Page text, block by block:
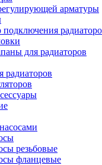
арматуры
для радиаторов
радиаторов
резьбовые
фланцевые